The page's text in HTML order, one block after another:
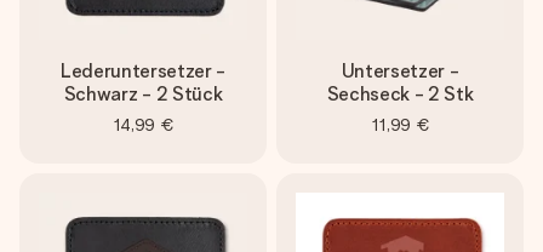
Lederuntersetzer -
Schwarz - 2 Stück
14,99 €
Untersetzer -
Sechseck - 2 Stk
11,99 €